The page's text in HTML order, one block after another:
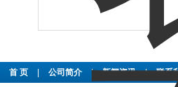
首 页 公司简介 | 新闻资讯 | 联系